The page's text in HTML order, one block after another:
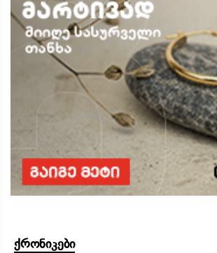
ქრონიკები